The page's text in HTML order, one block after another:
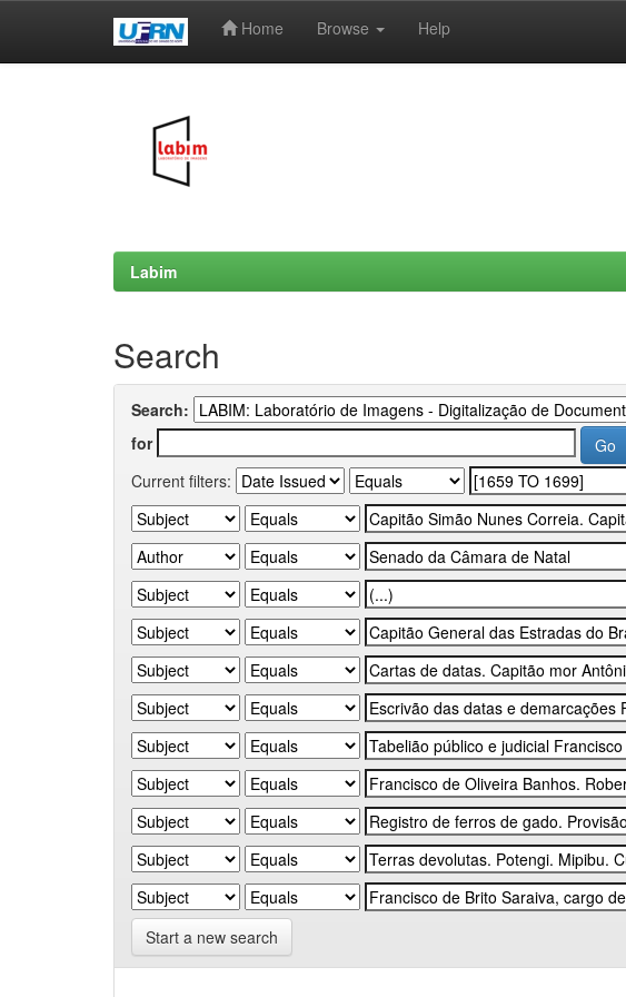
Home Browse Help
Labim
Search
Search:
for
Current filters:
Start a new search